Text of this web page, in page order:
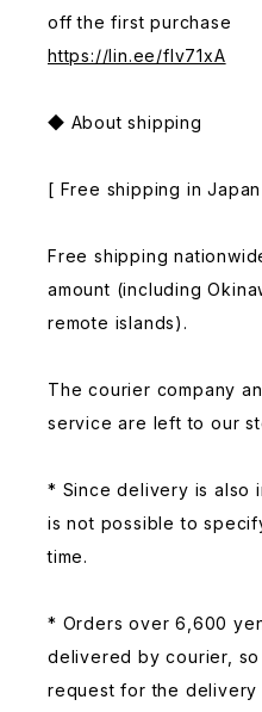
off the first purchase
https://lin.ee/fIv71xA
◆ About shipping
[ Free shipping in
Free shipping
amount (including
remote islands).
The courier company
service are left to our
* Since delivery is also
is not possible to
time.
* Orders over 6,600
delivered by courier,
request for the delivery